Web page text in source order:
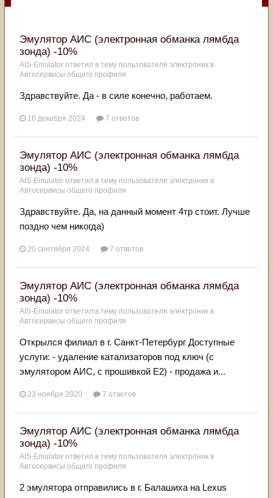
Эмулятор АИС (электронная обманка лямбда
зонда) -10%
AIS-Emulator ответил в тему пользователя электроник в
Автосервисы общего профиля
Здравствуйте. Да - в силе конечно, работаем.
16 декабря 2024 7 ответов
Эмулятор АИС (электронная обманка лямбда
зонда) -10%
AIS-Emulator ответил в тему пользователя электроник в
Автосервисы общего профиля
Здравствуйте. Да, на данный момент 4тр стоит. Лучше
поздно чем никогда)
20 сентября 2024 7 ответов
Эмулятор АИС (электронная обманка лямбда
зонда) -10%
AIS-Emulator ответил в тему пользователя электроник в
Автосервисы общего профиля
Открылся филиал в г. Санкт-Петербург Доступные
услуги: - удаление катализаторов под ключ (с
эмулятором АИС, с прошивкой Е2) - продажа и...
23 ноября 2020 7 ответов
Эмулятор АИС (электронная обманка лямбда
зонда) -10%
AIS-Emulator ответил в тему пользователя электроник в
Автосервисы общего профиля
2 эмулятора отправились в г. Балашиха на Lexus